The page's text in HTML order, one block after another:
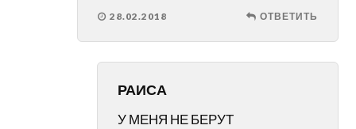
28.02.2018 ОТВЕТИТЬ
РАИСА
У МЕНЯ НЕ БЕРУТ